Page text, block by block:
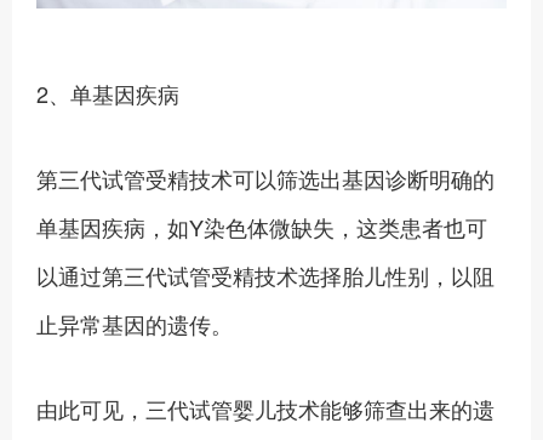
2、单基因疾病
第三代试管受精技术可以筛选出基因诊断明确的
单基因疾病，如Y染色体微缺失，这类患者也可
以通过第三代试管受精技术选择胎儿性别，以阻
止异常基因的遗传。
由此可见，三代试管婴儿技术能够筛查出来的遗